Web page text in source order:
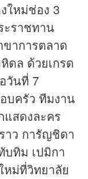
ใหม่ช่อง 3
ะราชทาน
ขาการตลาด
ดล ด้วยเกรด
วันที่ 7
บครัว ทีมงาน
แสดงละคร
าว การัญชิดา
ทิม เปมิกา
ม่ที่วิทยาลัย